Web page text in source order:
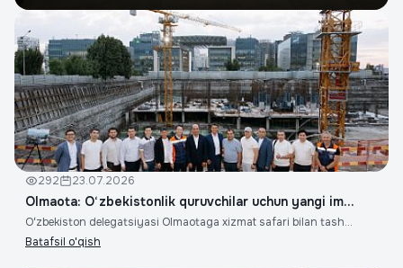
292 23.07.2026
Olmaota: O‘zbekistonlik quruvchilar uchun yangi im...
Oʻzbekiston delegatsiyasi Olmaotaga xizmat safari bilan tash...
Batafsil o'qish